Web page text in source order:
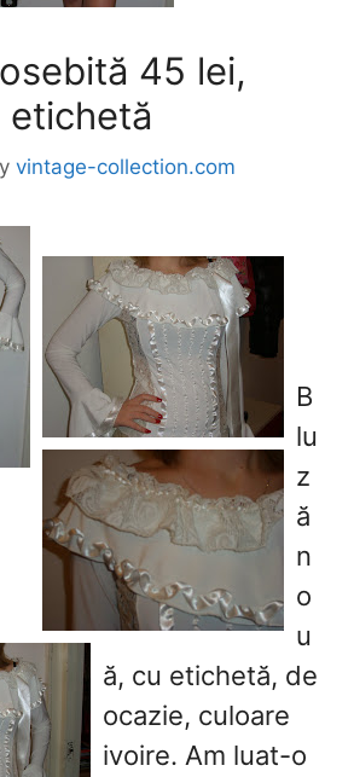
45 lei,
etichetă
vintage-collection.com
B
lu
z
ă
n
o
u
ă, cu etichetă, de
ocazie, culoare
ivoire. Am luat-o